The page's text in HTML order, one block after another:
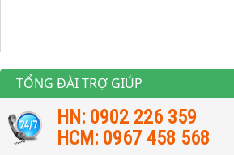
TỔNG ĐÀI TRỢ GIÚP
HN: 0902 226 359
HCM: 0967 458 568